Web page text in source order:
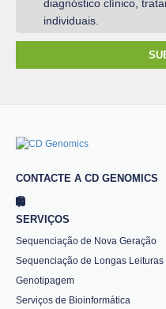
diagnóstico clínico,
individuais.
CONTACTE A CD GENOMICS
SERVIÇOS
Sequenciação de Nova Geração
Sequenciação de Longas Leituras
Genotipagem
Serviços de Bioinformática